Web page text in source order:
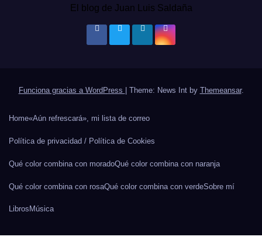
El blog de Juan Luis Saldaña
Funciona gracias a WordPress Theme: News Int by Themeansar.
Home«Aún refrescará», mi lista de correo
Política de privacidad / Política de Cookies
Qué color combina con moradoQué color combina con naranja
Qué color combina con rosaQué color combina con verdeSobre mí
Libros Música